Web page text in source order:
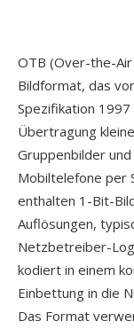
OTB (Over-the-
Bildformat, das
Spezifikation
Übertragung
Gruppenbilder
Mobiltelefone per
enthalten 1-Bit-
Auflösungen,
Netzbetreiber-
kodiert in einem
Einbettung in die
Das Format